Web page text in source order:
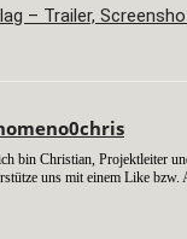
– Trailer,
bin Christian, Projektleiter
uns mit einem Like